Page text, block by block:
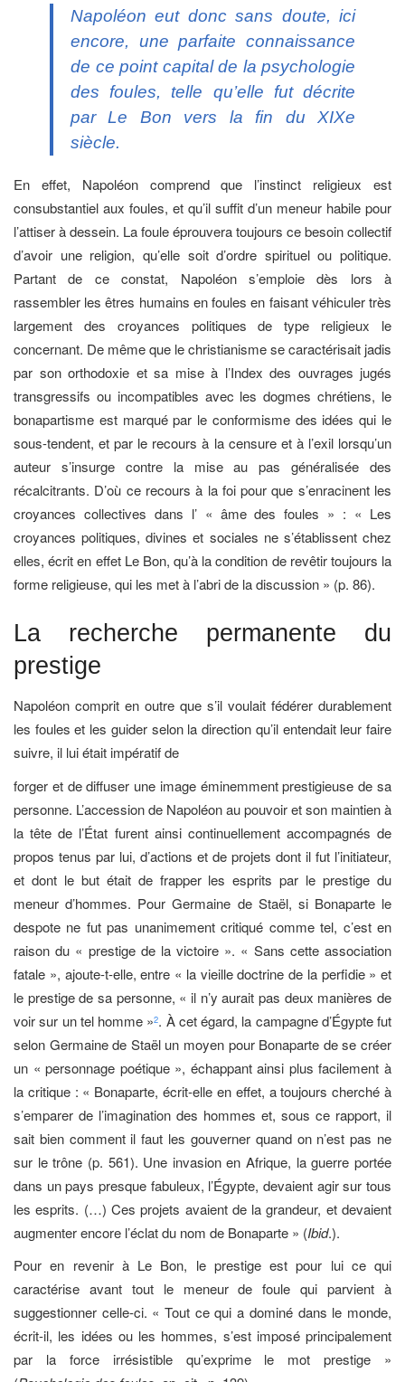
Napoléon eut donc sans doute, ici
encore, une parfaite connaissance
de ce point capital de la psychologie
des foules, telle qu’elle fut décrite
par Le Bon vers la fin du XIXe
siècle.
En effet, Napoléon comprend que l’instinct religieux est
consubstantiel aux foules, et qu’il suffit d’un meneur habile pour
l’attiser à dessein. La foule éprouvera toujours ce besoin collectif
d’avoir une religion, qu’elle soit d’ordre spirituel ou politique.
Partant de ce constat, Napoléon s’emploie dès lors à
rassembler les êtres humains en foules en faisant véhiculer très
largement des croyances politiques de type religieux le
concernant. De même que le christianisme se caractérisait jadis
par son orthodoxie et sa mise à l’Index des ouvrages jugés
transgressifs ou incompatibles avec les dogmes chrétiens, le
bonapartisme est marqué par le conformisme des idées qui le
sous-tendent, et par le recours à la censure et à l’exil lorsqu’un
auteur s’insurge contre la mise au pas généralisée des
récalcitrants. D’où ce recours à la foi pour que s’enracinent les
croyances collectives dans l’ « âme des foules » : « Les
croyances politiques, divines et sociales ne s’établissent chez
elles, écrit en effet Le Bon, qu’à la condition de revêtir toujours la
forme religieuse, qui les met à l’abri de la discussion » (p. 86).
La recherche permanente du
prestige
Napoléon comprit en outre que s’il voulait fédérer durablement
les foules et les guider selon la direction qu’il entendait leur faire
suivre, il lui était impératif de
forger et de diffuser une image éminemment prestigieuse de sa
personne. L’accession de Napoléon au pouvoir et son maintien à
la tête de l’État furent ainsi continuellement accompagnés de
propos tenus par lui, d’actions et de projets dont il fut l’initiateur,
et dont le but était de frapper les esprits par le prestige du
meneur d’hommes. Pour Germaine de Staël, si Bonaparte le
despote ne fut pas unanimement critiqué comme tel, c’est en
raison du « prestige de la victoire ». « Sans cette association
fatale », ajoute-t-elle, entre « la vieille doctrine de la perfidie » et
le prestige de sa personne, « il n’y aurait pas deux manières de
voir sur un tel homme »2. À cet égard, la campagne d’Égypte fut
selon Germaine de Staël un moyen pour Bonaparte de se créer
un « personnage poétique », échappant ainsi plus facilement à
la critique : « Bonaparte, écrit-elle en effet, a toujours cherché à
s’emparer de l’imagination des hommes et, sous ce rapport, il
sait bien comment il faut les gouverner quand on n’est pas ne
sur le trône (p. 561). Une invasion en Afrique, la guerre portée
dans un pays presque fabuleux, l’Égypte, devaient agir sur tous
les esprits. (…) Ces projets avaient de la grandeur, et devaient
augmenter encore l’éclat du nom de Bonaparte » (Ibid.).
Pour en revenir à Le Bon, le prestige est pour lui ce qui
caractérise avant tout le meneur de foule qui parvient à
suggestionner celle-ci. « Tout ce qui a dominé dans le monde,
écrit-il, les idées ou les hommes, s’est imposé principalement
par la force irrésistible qu’exprime le mot prestige »